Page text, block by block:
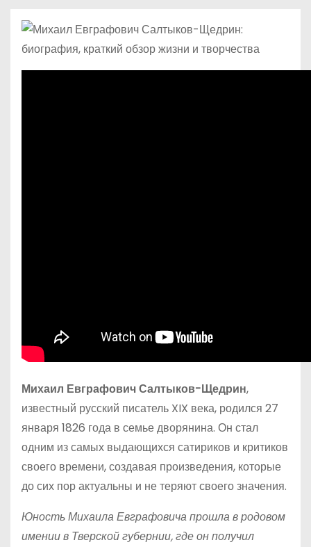
Михаил Евграфович Салтыков-Щедрин,
известный русский писатель XIX века, родился 27
января 1826 года в семье дворянина. Он стал
одним из самых выдающихся сатириков и критиков
своего времени, создавая произведения, которые
до сих пор актуальны и не теряют своего значения.
Юность Михаила Евграфовича прошла в родовом
имении в Тверской губернии, где он получил